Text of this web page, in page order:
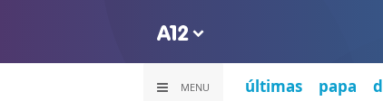
MENU últimas papa